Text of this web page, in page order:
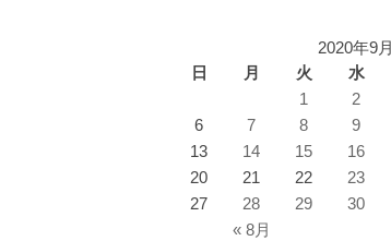
2020年9月
日
月 火 水
« 8月
1 2
6
7 8 9
13
14 15 16
20
21 22 23
27
28 29 30